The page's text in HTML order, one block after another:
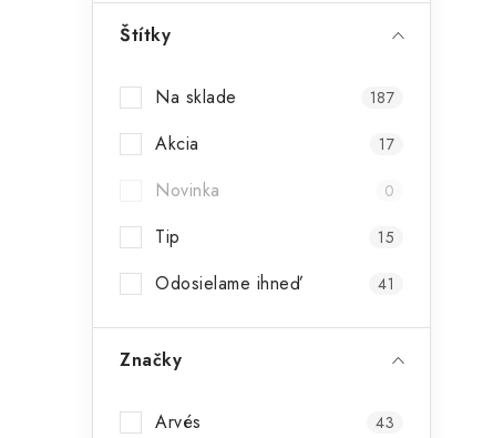
Štítky
Na sklade 187
Akcia 17
Novinka 0
Tip 15
Odosielame ihneď 41
Značky
Arvés 43